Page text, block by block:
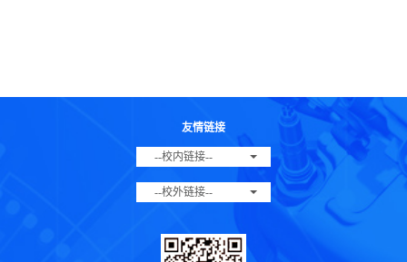
友情链接
--校内链接--
--校外链接--